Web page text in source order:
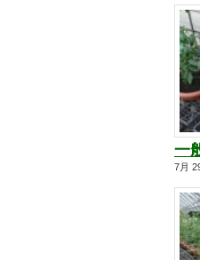
一
7月